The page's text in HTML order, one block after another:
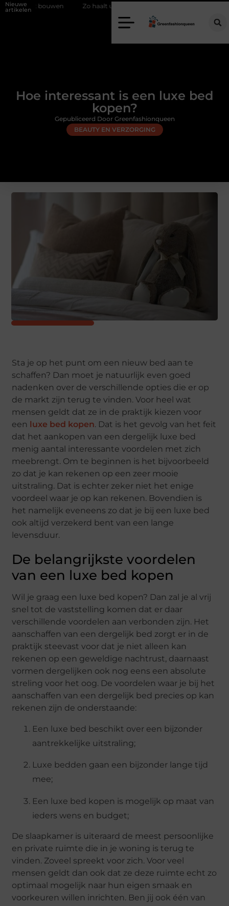
Nieuwe
artikelen Zo haalt u echt vuur in huis zonder schoorsteen
Hoe interessant is een luxe bed
kopen?
BEAUTY EN VERZORGING
Gepubliceerd Door Greenfashionqueen
Sta je op het punt om een nieuw bed aan te
schaffen? Dan moet je natuurlijk even goed
nadenken over de verschillende opties die er op
de markt zijn terug te vinden. Voor heel wat
mensen geldt dat ze in de praktijk kiezen voor
een
luxe bed kopen. Dat is het gevolg van het feit
dat het aankopen van een dergelijk luxe bed
menig aantal interessante voordelen met zich
meebrengt. Om te beginnen is het bijvoorbeeld
zo dat je kan rekenen op een zeer mooie
uitstraling. Dat is echter zeker niet het enige
voordeel waar je op kan rekenen. Bovendien is
het namelijk eveneens zo dat je bij een luxe bed
ook altijd verzekerd bent van een lange
levensduur.
De belangrijkste voordelen
van een luxe bed kopen
Wil je graag een luxe bed kopen? Dan zal je al vrij
snel tot de vaststelling komen dat er daar
verschillende voordelen aan verbonden zijn. Het
aanschaffen van een dergelijk bed zorgt er in de
praktijk steevast voor dat je niet alleen kan
rekenen op een geweldige nachtrust, daarnaast
vormen dergelijken ook nog eens een absolute
streling voor het oog. De voordelen waar je bij het
aanschaffen van een dergelijk bed precies op kan
rekenen zijn de onderstaande:
Een luxe bed beschikt over een bijzonder
aantrekkelijke uitstraling;
Luxe bedden gaan een bijzonder lange tijd
mee;
Een luxe bed kopen is mogelijk op maat van
ieders wens en budget;
De slaapkamer is uiteraard de meest persoonlijke
en private ruimte die in je woning is terug te
vinden. Zoveel spreekt voor zich. Voor veel
mensen geldt dan ook dat ze deze ruimte echt zo
optimaal mogelijk naar hun eigen smaak en
voorkeuren willen inrichten. Ben jij ook één van